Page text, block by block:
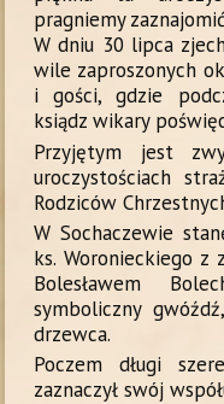
pragniemy
W dniu 30 lipca
wile zaproszonych
i gości, gdzie
ksiądz wikary
Przyjętym jest
uroczystościach
Rodziców
W Sochaczewie
ks. Woronieckiego z
Bolesławem
symboliczny
drzewca.
Poczem długi
zaznaczył swój